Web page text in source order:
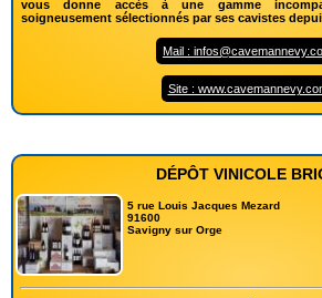
vous donne accès à une gamme
soigneusement sélectionnés par ses cavistes
Mail :
Site :
DÉPÔT VINICOLE
5 rue Louis Jacques Mezard
91600
Savigny sur Orge